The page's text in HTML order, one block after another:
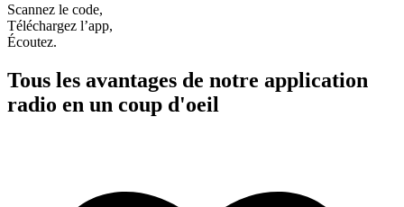
Scannez le code,
Téléchargez l’app,
Écoutez.
Tous les avantages de notre application
radio en un coup d'oeil